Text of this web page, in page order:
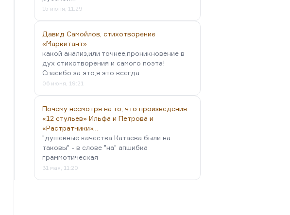
15 июня, 11:29
Давид Самойлов, стихотворение
«Маркитант»
какой анализ,или точнее,проникновение в
дух стихотворения и самого поэта!
Спасибо за это,я это всегда…
06 июня, 19:21
Почему несмотря на то, что произведения
«12 стульев» Ильфа и Петрова и
«Растратчики»…
"душевные качества Катаева были на
таковы" - в слове "на" апшибка
граммотическая
31 мая, 11:20